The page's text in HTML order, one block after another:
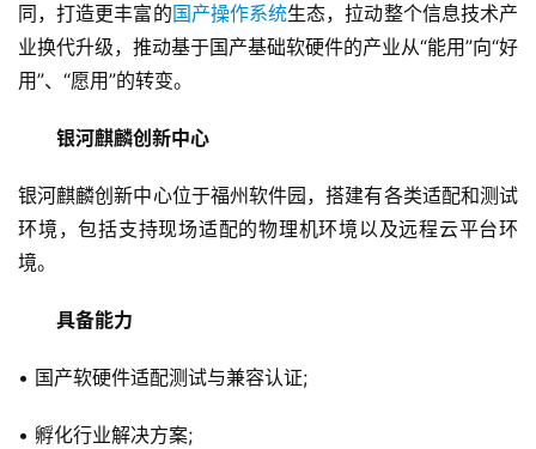
同，打造更丰富的国产操作系统生态，拉动整个信息技术产
业换代升级，推动基于国产基础软硬件的产业从“能用”向“好
用”、“愿用”的转变。
银河麒麟创新中心
银河麒麟创新中心位于福州软件园，搭建有各类适配和测试
环境，包括支持现场适配的物理机环境以及远程云平台环
境。
具备能力
• 国产软硬件适配测试与兼容认证;
• 孵化行业解决方案;